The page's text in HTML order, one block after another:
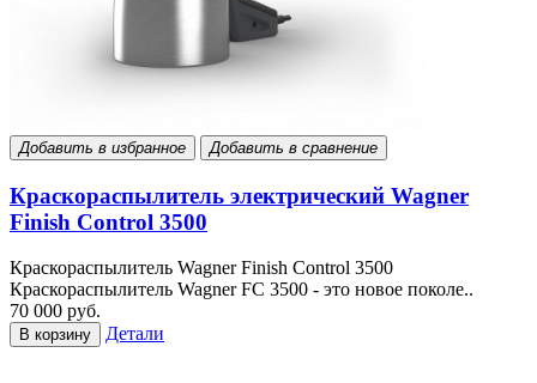
Добавить в избранное Добавить в сравнение
Краскораспылитель электрический Wagner
Finish Control 3500
Краскораспылитель Wagner Finish Control 3500
Краскораспылитель Wagner FC 3500 - это новое поколе..
70 000 руб.
В корзину Детали